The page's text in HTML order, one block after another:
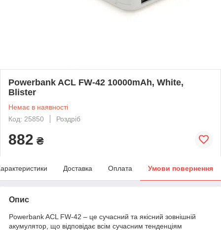
Powerbank ACL FW-42 10000mAh, White,
Blister
Немає в наявності
Код: 25850
Роздріб
882 ₴
Доставка Оплата Умови повернення
Опис
Powerbank ACL FW-42 – це сучасний та якісний зовнішній
акумулятор, що відповідає всім сучасним тенденціям